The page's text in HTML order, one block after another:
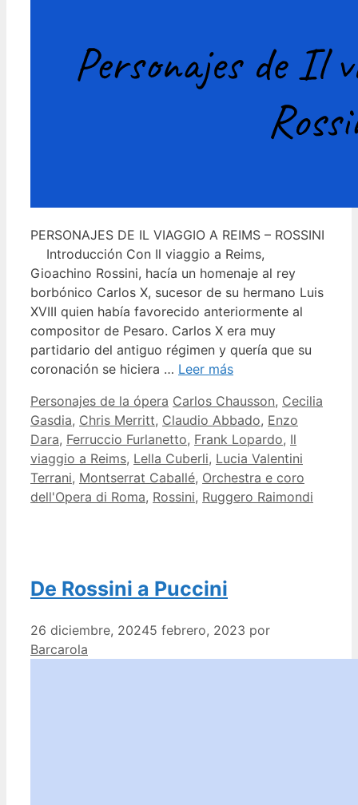
PERSONAJES DE IL VIAGGIO A REIMS – ROSSINI
Introducción Con Il viaggio a Reims,
Gioachino Rossini, hacía un homenaje al rey
borbónico Carlos X, sucesor de su hermano Luis
XVIII quien había favorecido anteriormente al
compositor de Pesaro. Carlos X era muy
partidario del antiguo régimen y quería que su
coronación se hiciera … Leer más
Categorías
Personajes de la ópera Etiquetas
Carlos Chausson, Cecilia
Gasdia, Chris Merritt, Claudio Abbado, Enzo
Dara, Ferruccio Furlanetto, Frank Lopardo, Il
viaggio a Reims, Lella Cuberli, Lucia Valentini
Terrani, Montserrat Caballé, Orchestra e coro
dell'Opera di Roma, Rossini, Ruggero Raimondi
De Rossini a Puccini
26 diciembre, 20245 febrero, 2023 por
Barcarola